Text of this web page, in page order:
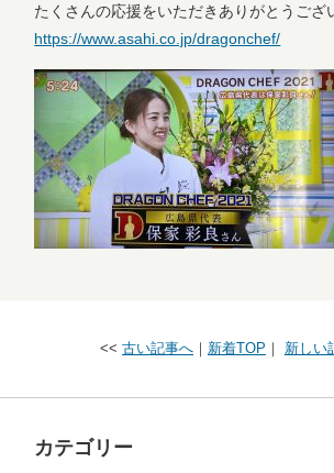
たくさんの応援をいただきありがとうござ
https://www.asahi.co.jp/dragonchef/
<< 古い記事へ ｜ 新着TOP ｜ 新しい
カテゴリー